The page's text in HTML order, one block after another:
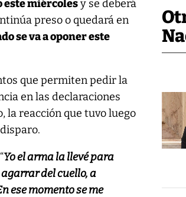
este miércolesy se deberá
preso o quedará en
se va a oponer este
que permiten pedir la
en las declaraciones
la reacción que tuvo luego
Yo el arma la llevé para
del cuello, a
ese momento se me